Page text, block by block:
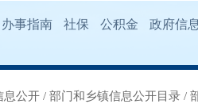
办事指南 社保 公积金 政府信
息公开 / 部门和乡镇信息公开目录 /